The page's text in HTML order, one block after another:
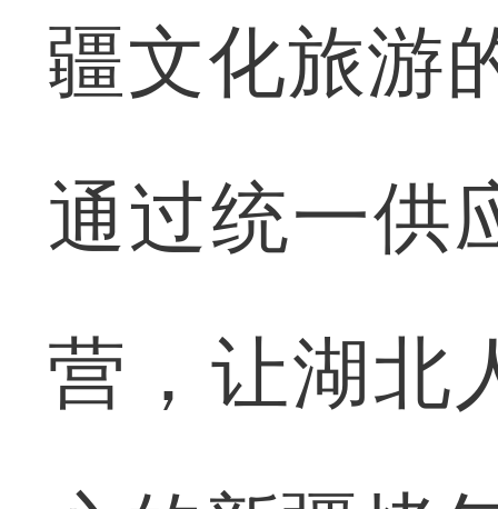
疆文化旅游
通过统一供
营，让湖北